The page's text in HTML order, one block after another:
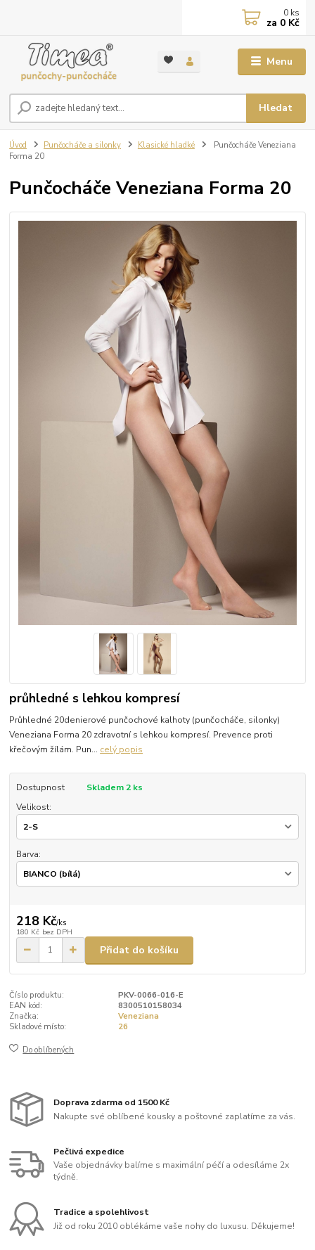
Menu
Hledat
0 ks
za 0 Kč
Úvod Punčocháče a silonky Klasické hladké
Punčocháče Veneziana
Forma 20
Punčocháče Veneziana Forma 20
průhledné s lehkou kompresí
Průhledné 20denierové punčochové kalhoty (punčocháče, silonky)
Veneziana Forma 20 zdravotní s lehkou kompresí. Prevence proti
křečovým žílám. Pun... celý popis
Dostupnost
Skladem 2 ks
Velikost:
Barva:
218 Kč/ks
180 Kč bez DPH
Přidat do košíku
Číslo produktu:
PKV-0066-016-E
EAN kód:
8300510158034
Značka:
Veneziana
Skladové místo:
26
Do oblíbených
Doprava zdarma od 1500 Kč
Nakupte své oblíbené kousky a poštovné zaplatíme za vás.
Pečlivá expedice
Vaše objednávky balíme s maximální péčí a odesíláme 2x
týdně.
Tradice a spolehlivost
Již od roku 2010 oblékáme vaše nohy do luxusu. Děkujeme!